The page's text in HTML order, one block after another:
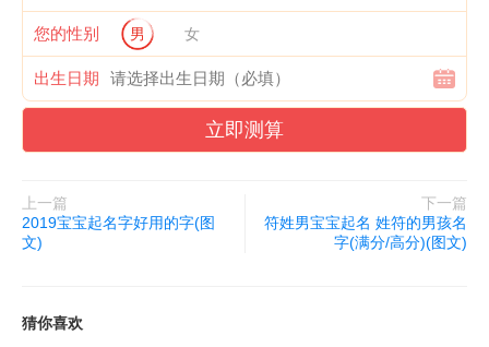
夏青
夏彤、夏旋、霞绮、霞飞、霞辉、霞姝、霞月、霞英、霞雰、
晓凡
晓兰、晓曼、晓霜、笑寒、心语、心香、心愫、心宜、心怡、
您的性别 男 女
出生日期
立即测算
上一篇
2019宝宝起名字好用的字(图
文)
下一篇
符姓男宝宝起名 姓符的男孩名
字(满分/高分)(图文)
猜你喜欢